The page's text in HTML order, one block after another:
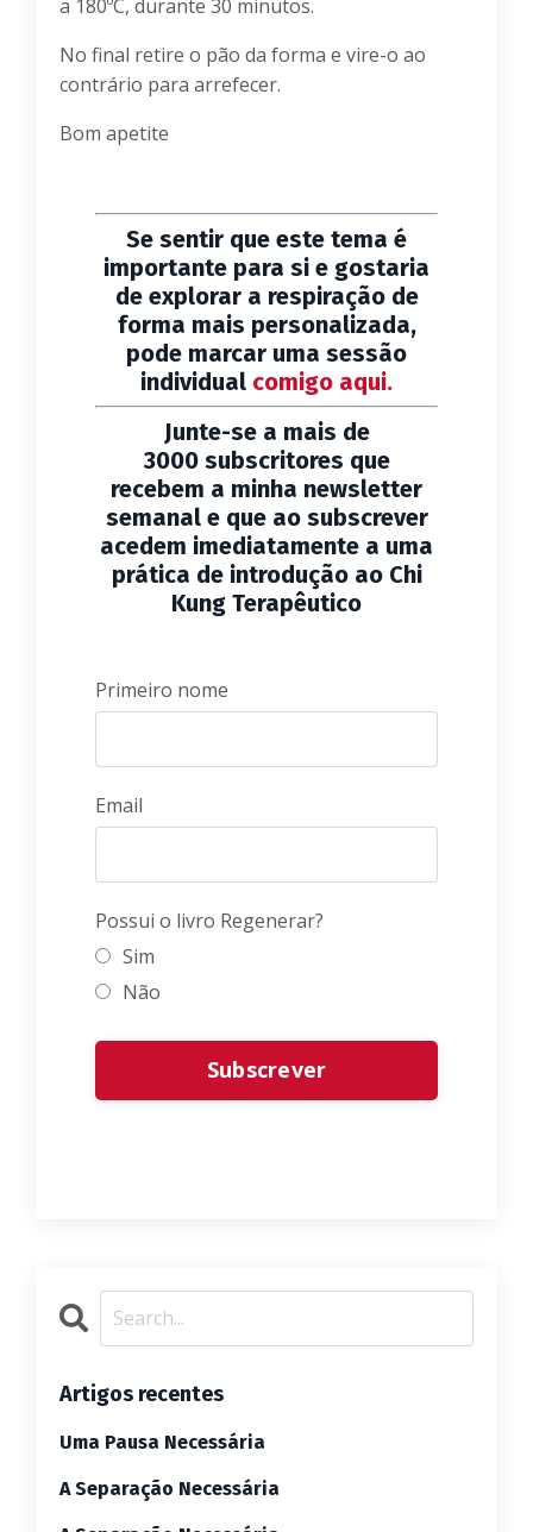
a 180ºC, durante 30 minutos.
No final retire o pão da forma e vire-o ao
contrário para arrefecer.
Bom apetite
Se sentir que este tema é
importante para si e gostaria
de explorar a respiração de
forma mais personalizada,
pode marcar uma sessão
individual comigo aqui.
Junte-se a mais de
3000 subscritores que
recebem a minha newsletter
semanal e que ao subscrever
acedem imediatamente a uma
prática de introdução ao Chi
Kung Terapêutico
Primeiro nome
Email
Possui o livro Regenerar?
Sim
Não
Form
submission[]Subscrever
Artigos recentes
Uma Pausa Necessária
A Separação Necessária